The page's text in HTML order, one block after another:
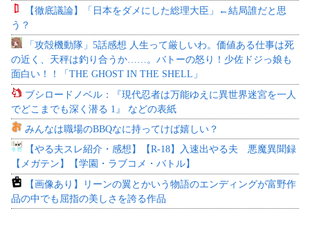
【徹底議論】「日本をダメにした総理大臣」←結局誰だと思
う？
「攻殻機動隊」5話感想 人生って厳しいわ。価値ある仕事は死
の近く、天秤は釣り合うか……。バトーの怒り！少佐ドジっ娘も
面白い！！「THE GHOST IN THE SHELL」
ブシロードノベル：『現代忍者は万能ゆえに異世界迷宮を一人
でどこまでも深く潜る 1』 などの表紙
みんなは職場のBBQなに持ってけば嬉しい？
【やる夫スレ紹介・感想】【R-18】入速出やる夫 悪魔異聞録
【メガテン】【学園・ラブコメ・バトル】
【画像あり】リーンの翼とかいう物語のエンディングが富野作
品の中でも屈指の美しさを誇る作品